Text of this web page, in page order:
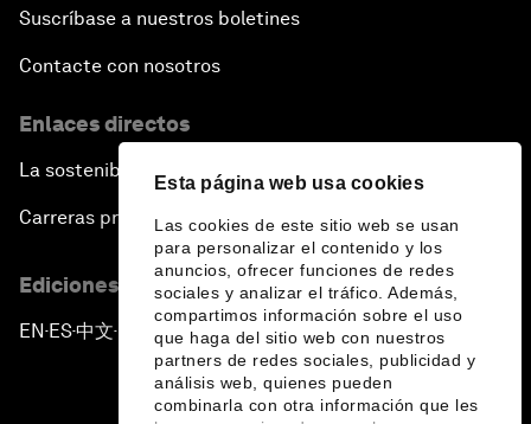
Esta página web usa cookies
Las cookies de este sitio web se usan
para personalizar el contenido y los
anuncios, ofrecer funciones de redes
sociales y analizar el tráfico. Además,
compartimos información sobre el uso
que haga del sitio web con nuestros
partners de redes sociales, publicidad y
análisis web, quienes pueden
combinarla con otra información que les
Suscríbase a nuestros boletines
Contacte con nosotros
Enlaces directos
La sostenibilidad en el Foro
Carreras profesionales
Ediciones en otros idiomas
EN ▪ES▪中文▪ 日本語